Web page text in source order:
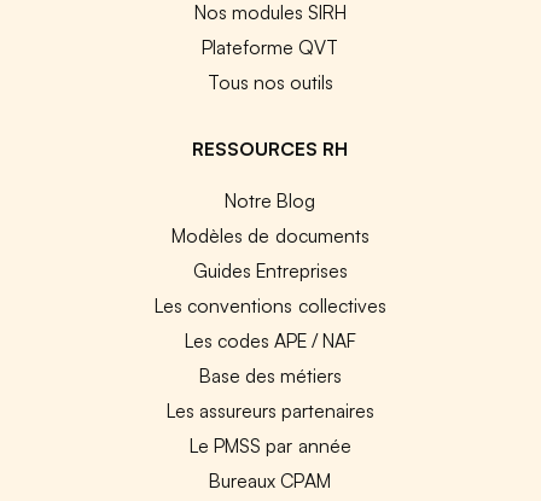
Nos modules SIRH
Plateforme QVT
Tous nos outils
RESSOURCES RH
Notre Blog
Modèles de documents
Guides Entreprises
Les conventions collectives
Les codes APE / NAF
Base des métiers
Les assureurs partenaires
Le PMSS par année
Bureaux CPAM